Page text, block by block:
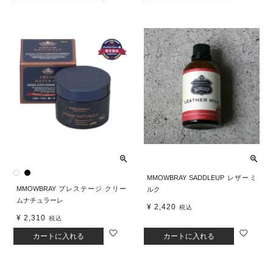
MMOWBRAY プレステージ クリー
ムナチュラーレ
¥ 2,310 税込
カートに入れる
MMOWBRAY SADDLEUP レザーミ
ルク
¥ 2,420 税込
カートに入れる